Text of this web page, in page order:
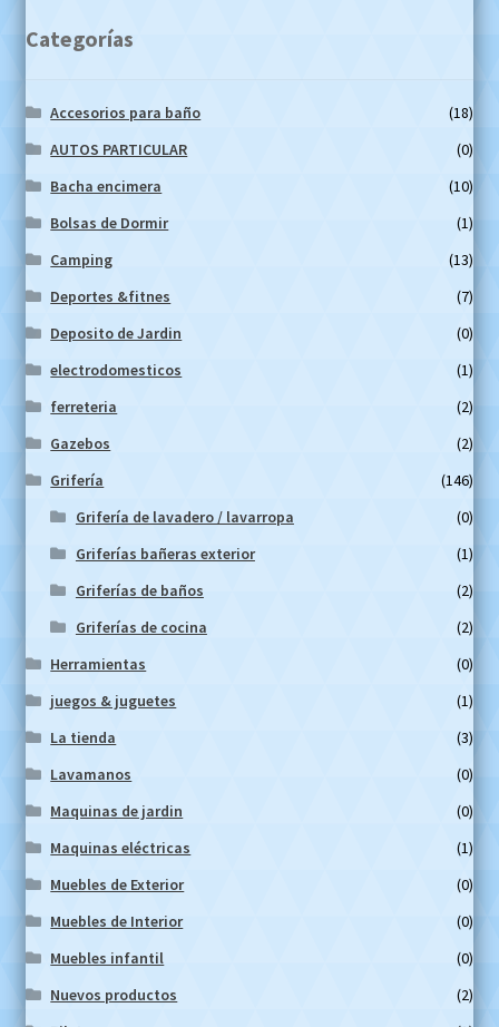
Categorías
Accesorios para baño
(18)
AUTOS PARTICULAR
(0)
Bacha encimera
(10)
Bolsas de Dormir
(1)
Camping
(13)
Deportes &fitnes
(7)
Deposito de Jardin
(0)
electrodomesticos
(1)
ferreteria
(2)
Gazebos
(2)
Grifería
(146)
Grifería de lavadero / lavarropa
(0)
Griferías bañeras exterior
(1)
Griferías de baños
(2)
Griferías de cocina
(2)
Herramientas
(0)
juegos & juguetes
(1)
La tienda
(3)
Lavamanos
(0)
Maquinas de jardin
(0)
Maquinas eléctricas
(1)
Muebles de Exterior
(0)
Muebles de Interior
(0)
Muebles infantil
(0)
Nuevos productos
(2)